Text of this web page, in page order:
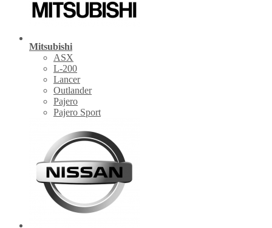
Mitsubishi
ASX
L-200
Lancer
Outlander
Pajero
Pajero Sport